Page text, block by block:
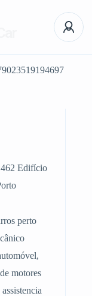
Edifício
perto
motores